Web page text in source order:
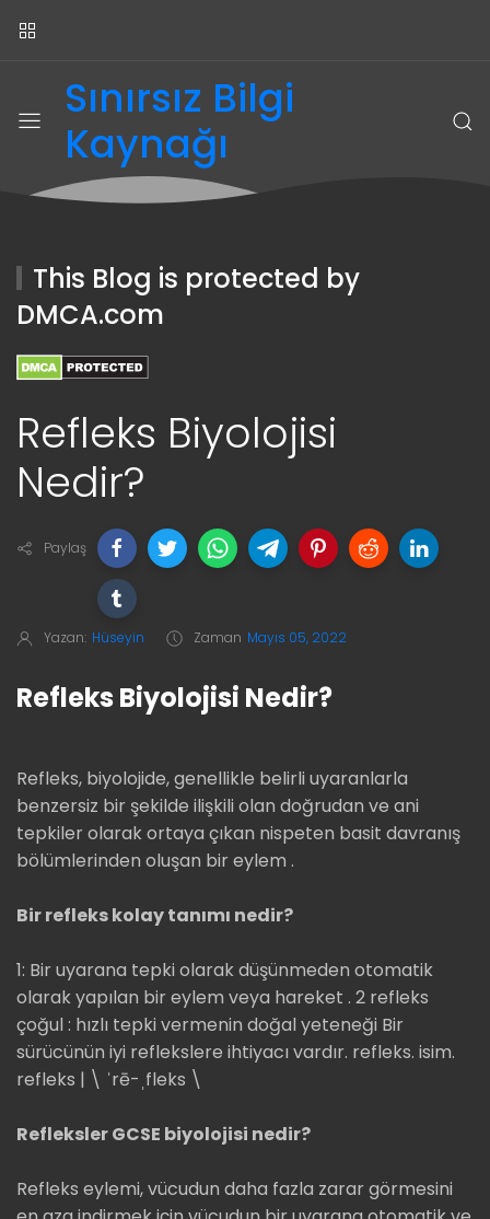
Sınırsız Bilgi
Kaynağı
This Blog is protected by
DMCA.com
Refleks Biyolojisi
Nedir?
Paylaş
Yazan: Hüseyin Zaman Mayıs 05, 2022
Refleks Biyolojisi Nedir?
Refleks, biyolojide, genellikle belirli uyaranlarla
benzersiz bir şekilde ilişkili olan doğrudan ve ani
tepkiler olarak ortaya çıkan nispeten basit davranış
bölümlerinden oluşan bir eylem .
Bir refleks kolay tanımı nedir?
1: Bir uyarana tepki olarak düşünmeden otomatik
olarak yapılan bir eylem veya hareket . 2 refleks
çoğul : hızlı tepki vermenin doğal yeteneği Bir
sürücünün iyi reflekslere ihtiyacı vardır. refleks. isim.
refleks | \ ˈrē-ˌfleks \
Refleksler GCSE biyolojisi nedir?
Refleks eylemi, vücudun daha fazla zarar görmesini